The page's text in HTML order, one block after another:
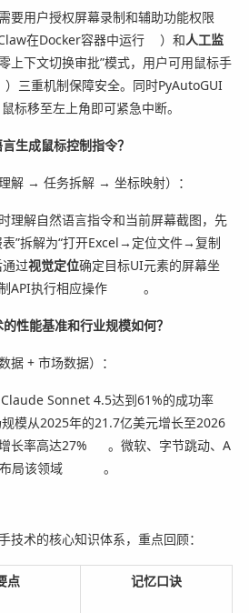
要用户授权屏幕录制和辅助功能权限
在Docker容器中运行 ）和人工监
上下文切换审批”模式，用户可用鼠标手
）三重机制保障安全。同时PyAutoGUI
标移至左上角即可紧急中断。
生成鼠标控制指令？
解 → 任务拆解 → 坐标映射）：
理解自然语言指令和当前屏幕截图，先
表”拆解为“打开Excel→定位文件→复制
过视觉定位确定目标UI元素的屏幕坐
API执行相应操作
。
性能基准和行业规模如何？
据 + 市场数据）：
Sonnet 4.5达到61%的成功率
模从2025年的21.7亿美元增长至2026
长率高达27%
。微软、字节跳动、A
局该领域
。
技术的核心知识体系，重点回顾：
点 记忆口诀